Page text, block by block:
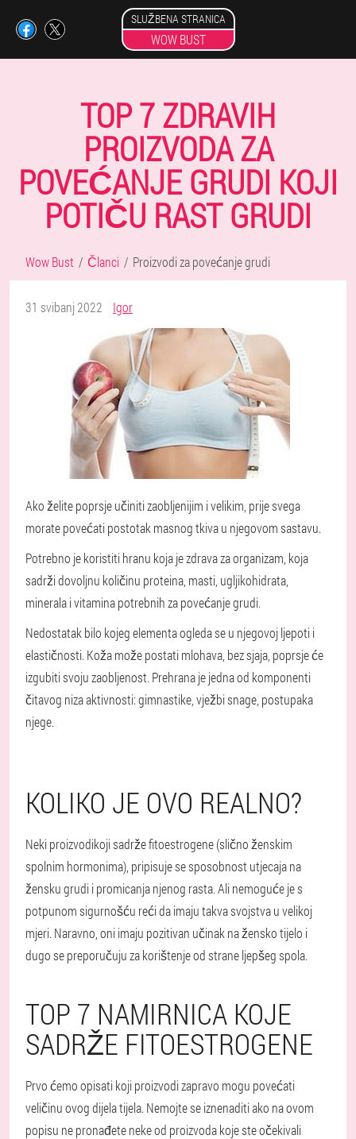
SLUŽBENA STRANICA
WOW BUST
TOP 7 ZDRAVIH
PROIZVODA ZA
POVEĆANJE GRUDI KOJI
POTIČU RAST GRUDI
Wow Bust Članci Proizvodi za povećanje grudi
31 svibanj 2022 Igor
Ako želite poprsje učiniti zaobljenijim i velikim, prije svega
morate povećati postotak masnog tkiva u njegovom sastavu.
Potrebno je koristiti hranu koja je zdrava za organizam, koja
sadrži dovoljnu količinu proteina, masti, ugljikohidrata,
minerala i vitamina potrebnih za povećanje grudi.
Nedostatak bilo kojeg elementa ogleda se u njegovoj ljepoti i
elastičnosti. Koža može postati mlohava, bez sjaja, poprsje će
izgubiti svoju zaobljenost. Prehrana je jedna od komponenti
čitavog niza aktivnosti: gimnastike, vježbi snage, postupaka
njege.
KOLIKO JE OVO REALNO?
Neki proizvodikoji sadrže fitoestrogene (slično ženskim
spolnim hormonima) , pripisuje se sposobnost utjecaja na
žensku grudi i promicanja njenog rasta. Ali nemoguće je s
potpunom sigurnošću reći da imaju takva svojstva u velikoj
mjeri. Naravno, oni imaju pozitivan učinak na žensko tijelo i
dugo se preporučuju za korištenje od strane ljepšeg spola.
TOP 7 NAMIRNICA KOJE
SADRŽE FITOESTROGENE
Prvo ćemo opisati koji proizvodi zapravo mogu povećati
veličinu ovog dijela tijela. Nemojte se iznenaditi ako na ovom
popisu ne pronađete neke od proizvoda koje ste očekivali